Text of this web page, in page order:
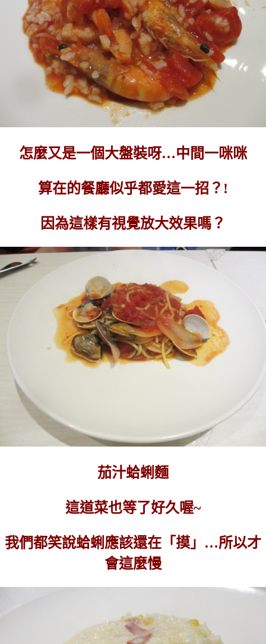
怎麼又是一個大盤裝呀…中間一咪咪
算在的餐廳似乎都愛這一招？!
因為這樣有視覺放大效果嗎？
茄汁蛤蜊麵
這道菜也等了好久喔~
我們都笑說蛤蜊應該還在「摸」…所以才
會這麼慢